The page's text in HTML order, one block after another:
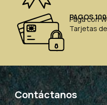
PAGOS
Paga con
Tarjetas
Contáctanos